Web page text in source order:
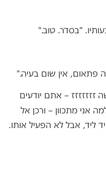
"בסדר. טוב."
פתאום, אין שום בעיה."
– אתם יודעים
אני מתכוון – ורכן אל
ליד, אבל לא הפעיל אותו.